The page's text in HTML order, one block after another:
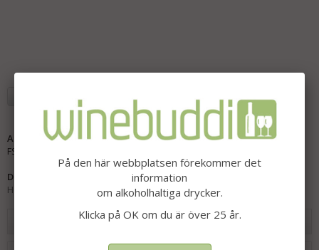
Lägg i önskelista
Artikelnummer:
FS-15020
Direktlänk:
Högerklicka och kopiera adressen
Andra har även köpt
På den här webbplatsen förekommer det
information
om alkoholhaltiga drycker.
Klicka på OK om du är över 25 år.